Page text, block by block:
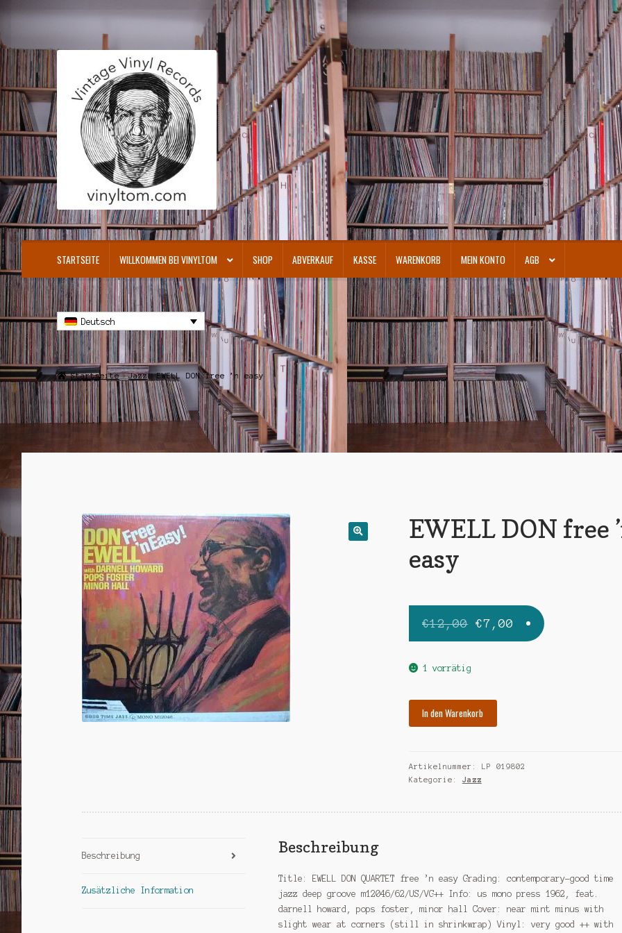
Zur
Navigation
springen
Zum
springen
STARTSEITE WILLKOMMEN BEI VINYLTOM SHOP ABVERKAUF KASSE WARENKORB MEIN KONTO AGB
Deutsch
Startseite Jazz EWELL DON free ’n easy
ANGEBOT!
EWELL DON free
easy
€12,00 Ursprünglicher
Preis
€7,00 Aktueller
Preis
1 vorrätig
easy
Menge
In den Warenkorb
Artikelnummer:
LP 019802
Kategorie: Jazz
Beschreibung
Zusätzliche Information
Beschreibung
Title: EWELL DON QUARTET free ’n easy Grading: contemporary-good time
jazz deep groove m12046/62/US/VG++ Info: us mono press 1962, feat.
darnell howard, pops foster, minor hall Cover: near mint minus with
slight wear at corners (still in shrinkwrap) Vinyl: very good ++ with